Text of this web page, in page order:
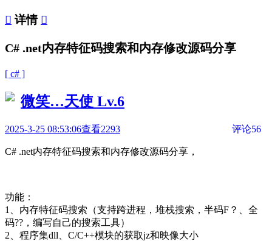
 详情 
C# .net内存特征码搜索和内存修改源码分享
[ c# ]
微笑…天使 Lv.6
2025-3-25 08:53:06查看2293 评论56
C# .net内存特征码搜索和内存修改源码分享，
功能：
1、内存特征码搜索（支持跨进程，堆栈搜索，半码F？、全
码??，编写自己的搜索工具）
2、程序集dll、C/C++模块的获取jz和映像大小